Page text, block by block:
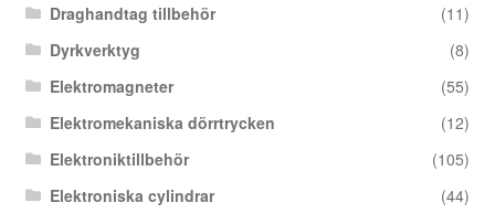
Draghandtag tillbehör
(11)
Dyrkverktyg
(8)
Elektromagneter
(55)
Elektromekaniska dörrtrycken
(12)
Elektroniktillbehör
(105)
Elektroniska cylindrar
(44)